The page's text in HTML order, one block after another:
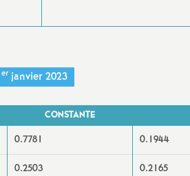
er janvier 2023
CONSTANTE
0.7781 0.1944
0.2503 0.2165